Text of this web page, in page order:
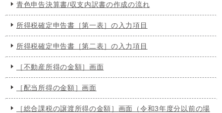
青色申告決算書/収支内訳書の作成の流れ
所得税確定申告書［第一表］の入力項目
所得税確定申告書［第二表］の入力項目
［不動産所得の金額］画面
［配当所得の金額］画面
［総合課税の譲渡所得の金額］画面（令和3年度分以前の場